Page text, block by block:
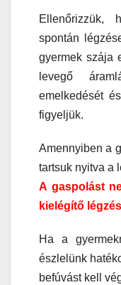
spontán
gyermek szája
levegő
emelkedését
figyeljük.
Amennyiben a
tartsuk nyitva a
A gaspolást
kielégítő
Ha a
észlelünk
befúvást kell